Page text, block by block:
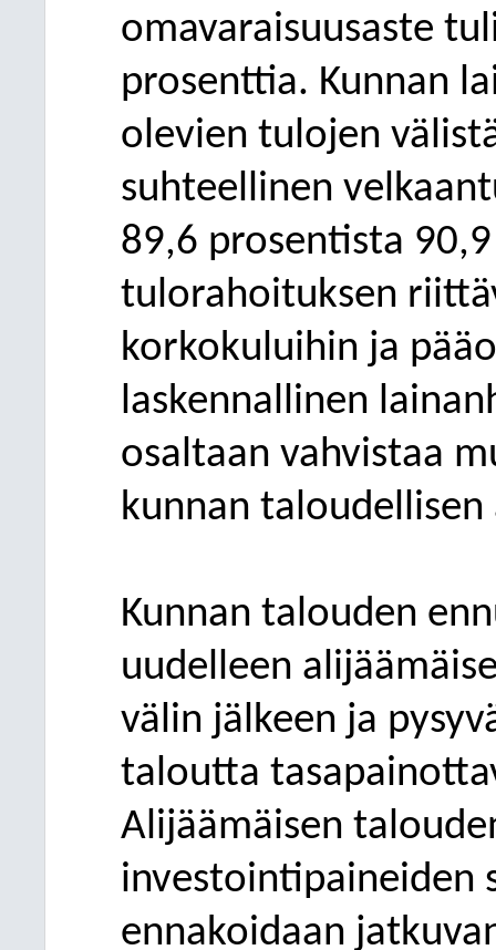
omavaraisuusaste
prosenttia. Kunnan
olevien tulojen
suhteellinen
89,6 prosentista 90,9
tulorahoituksen
korkokuluihin ja
laskennallinen
osaltaan vahvistaa
kunnan taloudellisen
Kunnan talouden
uudelleen alij
välin jälkeen ja
taloutta
Alijäämäisen
investointipaineiden
ennakoidaan